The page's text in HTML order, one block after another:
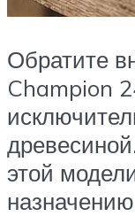
Обратите
Champion
этой